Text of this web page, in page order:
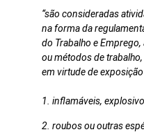
“são consideradas
na forma da
do Trabalho e
ou métodos de
em virtude de
1. inflamáveis,
2. roubos ou outras